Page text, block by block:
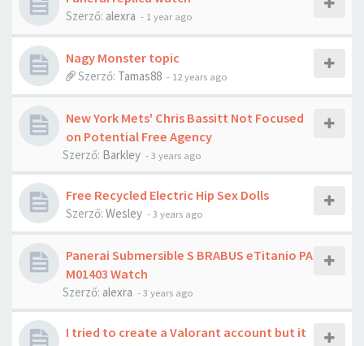
Szerző: alexra - 1 year ago
Nagy Monster topic
Szerző: Tamas88 - 12 years ago
New York Mets' Chris Bassitt Not Focused
on Potential Free Agency
Szerző: Barkley -3 years ago
Free Recycled Electric Hip Sex Dolls
Szerző: Wesley -3 years ago
Panerai Submersible S BRABUS eTitanio PA
M01403 Watch
Szerző: alexra -3 years ago
I tried to create a Valorant account but it